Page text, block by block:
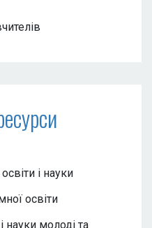
і науки
освіти
науки молоді та